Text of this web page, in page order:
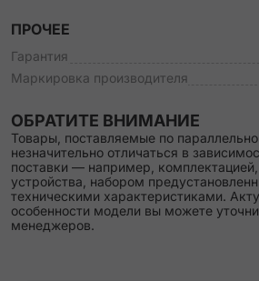
ПРОЧЕЕ
Гарантия
Маркировка производителя
ОБРАТИТЕ ВНИМАНИЕ
Товары, поставляемые по
незначительно отличаться в
поставки — например,
устройства, набором
техническими характеристиками.
особенности модели вы можете
менеджеров.